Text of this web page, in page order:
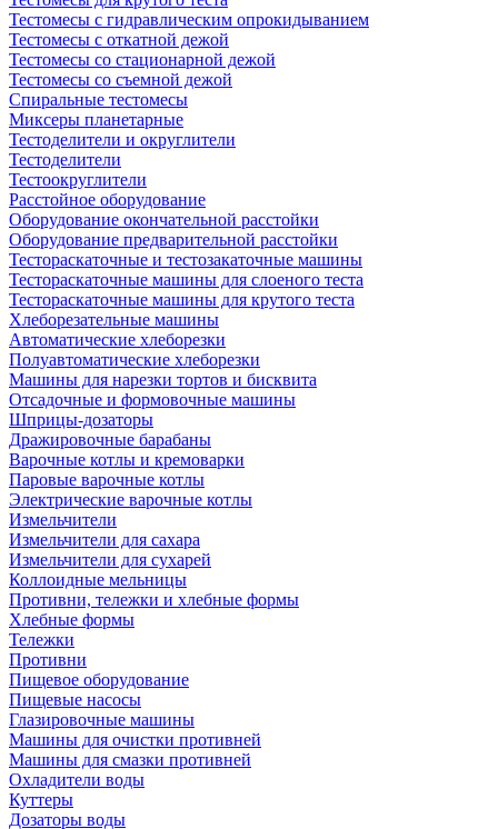
Тестомесы с гидравлическим опрокидыванием
Тестомесы с откатной дежой
Тестомесы со стационарной дежой
Тестомесы со съемной дежой
Спиральные тестомесы
Миксеры планетарные
Тестоделители и округлители
Тестоделители
Тестоокруглители
Расстойное оборудование
Оборудование окончательной расстойки
Оборудование предварительной расстойки
Тестораскаточные и тестозакаточные машины
Тестораскаточные машины для слоеного теста
Тестораскаточные машины для крутого теста
Хлеборезательные машины
Автоматические хлеборезки
Полуавтоматические хлеборезки
Машины для нарезки тортов и бисквита
Отсадочные и формовочные машины
Шприцы-дозаторы
Дражировочные барабаны
Варочные котлы и кремоварки
Паровые варочные котлы
Электрические варочные котлы
Измельчители
Измельчители для сахара
Измельчители для сухарей
Коллоидные мельницы
Противни, тележки и хлебные формы
Хлебные формы
Тележки
Противни
Пищевое оборудование
Пищевые насосы
Глазировочные машины
Машины для очистки противней
Машины для смазки противней
Охладители воды
Куттеры
Дозаторы воды